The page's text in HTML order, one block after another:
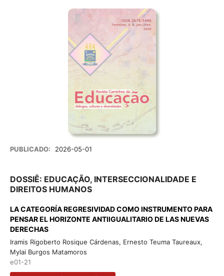
PUBLICADO: 2026-05-01
DOSSIÊ: EDUCAÇÃO, INTERSECCIONALIDADE E
DIREITOS HUMANOS
LA CATEGORÍA REGRESIVIDAD COMO INSTRUMENTO PARA
PENSAR EL HORIZONTE ANTIIGUALITARIO DE LAS NUEVAS
DERECHAS
Iramis Rigoberto Rosique Cárdenas, Ernesto Teuma Taureaux,
Mylai Burgos Matamoros
e01-21